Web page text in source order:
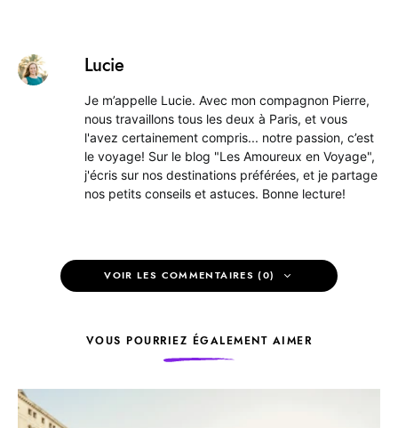
Lucie
Je m’appelle Lucie. Avec mon compagnon Pierre,
nous travaillons tous les deux à Paris, et vous
l'avez certainement compris... notre passion, c’est
le voyage! Sur le blog "Les Amoureux en Voyage",
j'écris sur nos destinations préférées, et je partage
nos petits conseils et astuces. Bonne lecture!
VOIR LES COMMENTAIRES (0)
VOUS POURRIEZ ÉGALEMENT AIMER